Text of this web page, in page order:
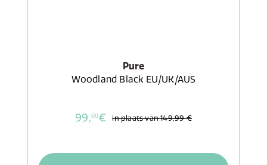
Pure
Woodland Black EU/UK/AUS
99,00€ in plaats van149,99 €